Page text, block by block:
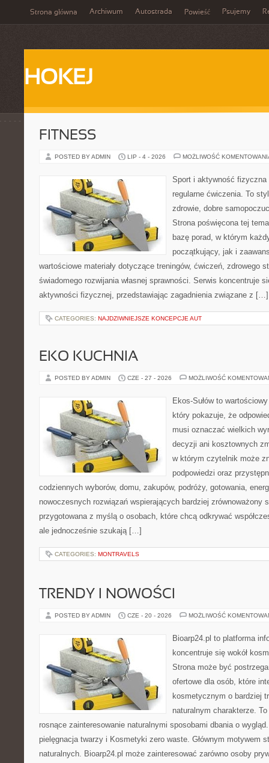
Strona główna Archiwum Autostrada Powieść Psujemy
HOKEJ
FITNESS
POSTED BY ADMIN LIP - 4 - 2026 MOŻLIWOŚĆ
Sport i aktywność
regularne ćwiczenia. To
zdrowie, dobre
Strona poświęcona tej
bazę porad, w którym
początkujący, jak i
wartościowe materiały dotyczące treningów, ćwiczeń, zdrowego
świadomego rozwijania własnej sprawności. Serwis koncentruje
aktywności fizycznej, przedstawiając zagadnienia związane z […]
CATEGORIES: NAJDZIWNIEJSZE KONCEPCJE AUT
EKO KUCHNIA
POSTED BY ADMIN CZE - 27 - 2026 MOŻLIWOŚĆ
Ekos-Sułów to
który pokazuje, że
musi oznaczać wielkich
decyzji ani kosztownych
w którym czytelnik może
podpowiedzi oraz
codziennych wyborów, domu, zakupów, podróży, gotowania,
nowoczesnych rozwiązań wspierających bardziej zrównoważony
przygotowana z myślą o osobach, które chcą odkrywać
ale jednocześnie szukają […]
CATEGORIES: MONTRAVELS
TRENDY I NOWOŚCI
POSTED BY ADMIN CZE - 20 - 2026 MOŻLIWOŚĆ
Bioarp24.pl to platforma
koncentruje się wokół
Strona może być
ofertowe dla osób, które
kosmetycznym o bardziej
naturalnym charakterze.
rosnące zainteresowanie naturalnymi sposobami dbania o
pielęgnacja twarzy i Kosmetyki zero waste. Głównym motywem
naturalnych. Bioarp24.pl może zainteresować zarówno osoby